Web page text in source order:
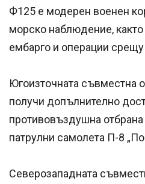
Ф125 е модерен военен
морско наблюдение, както
ембарго и операции срещу
Югоизточната съвместна
получи допълнително
противовъздушна
патрулни самолета П-8
Северозападната